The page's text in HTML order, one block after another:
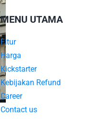
MENU UTAMA
Fitur
Harga
Kickstarter
Kebijakan Refund
Career
Contact us